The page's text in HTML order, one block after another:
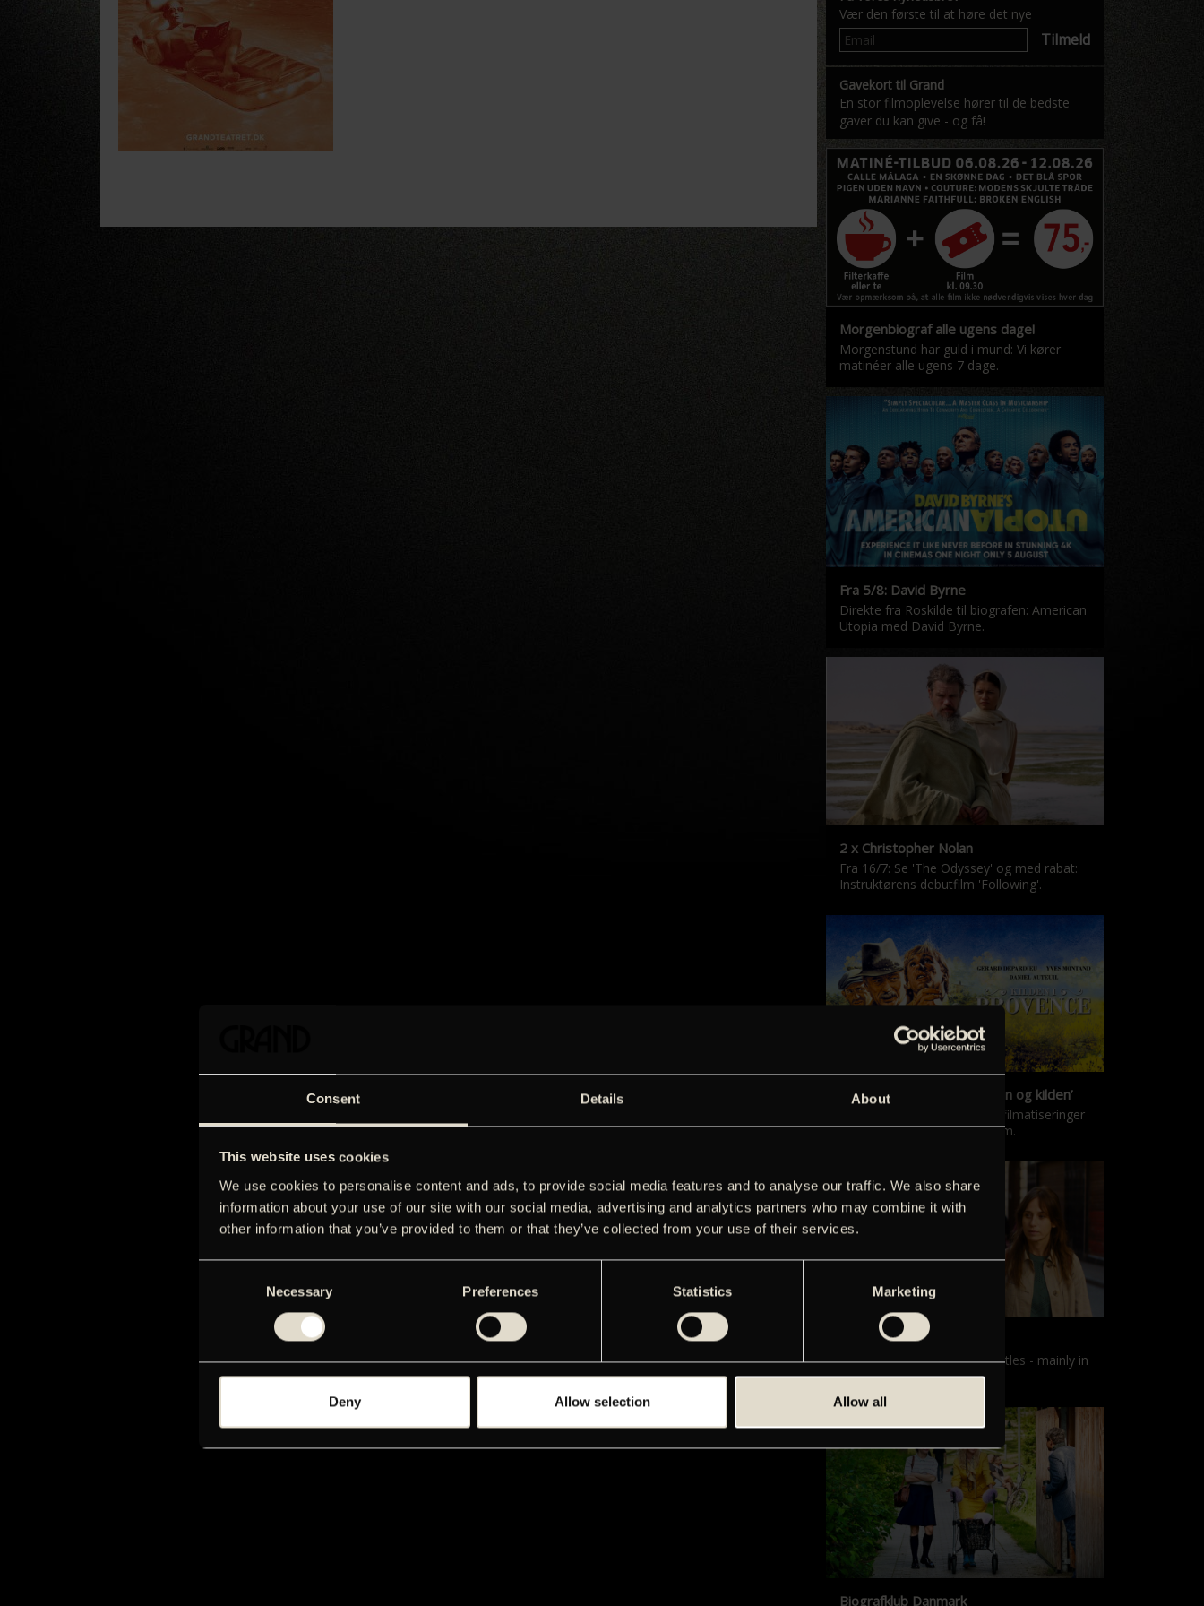
Consent Details About
This website uses cookies
We use cookies to personalise content and ads, to provide social media features and to analyse our traffic. We also share
information about your use of our site with our social media, advertising and analytics partners who may combine it with
other information that you’ve provided to them or that they’ve collected from your use of their services.
Necessary Preferences Statistics Marketing
Deny Allow selection Allow all
Vær den første til at høre det nye
Tilmeld
Gavekort til Grand
En stor filmoplevelse hører til de bedste
gaver du kan give - og få!
Morgenbiograf alle ugens dage!
Morgenstund har guld i mund: Vi kører
matinéer alle ugens 7 dage.
Fra 5/8: David Byrne
Direkte fra Roskilde til biografen: American
Utopia med David Byrne.
2 x Christopher Nolan
Fra 16/7: Se 'The Odyssey' og med rabat:
Instruktørens debutfilm 'Following'.
‘Kilden i Provence’ & ‘Manon og kilden’
De klassiske Marcel Pagnol-filmatiseringer
er tilbage i nyrestaureret form.
Films with English subtitles
Screenings with English subtitles - mainly in
our sister cinema, Gloria.
Biografklub Danmark